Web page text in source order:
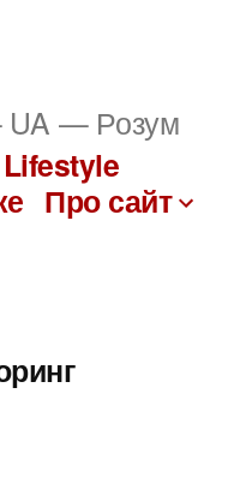
— Розум
Lifestyle
Про сайт